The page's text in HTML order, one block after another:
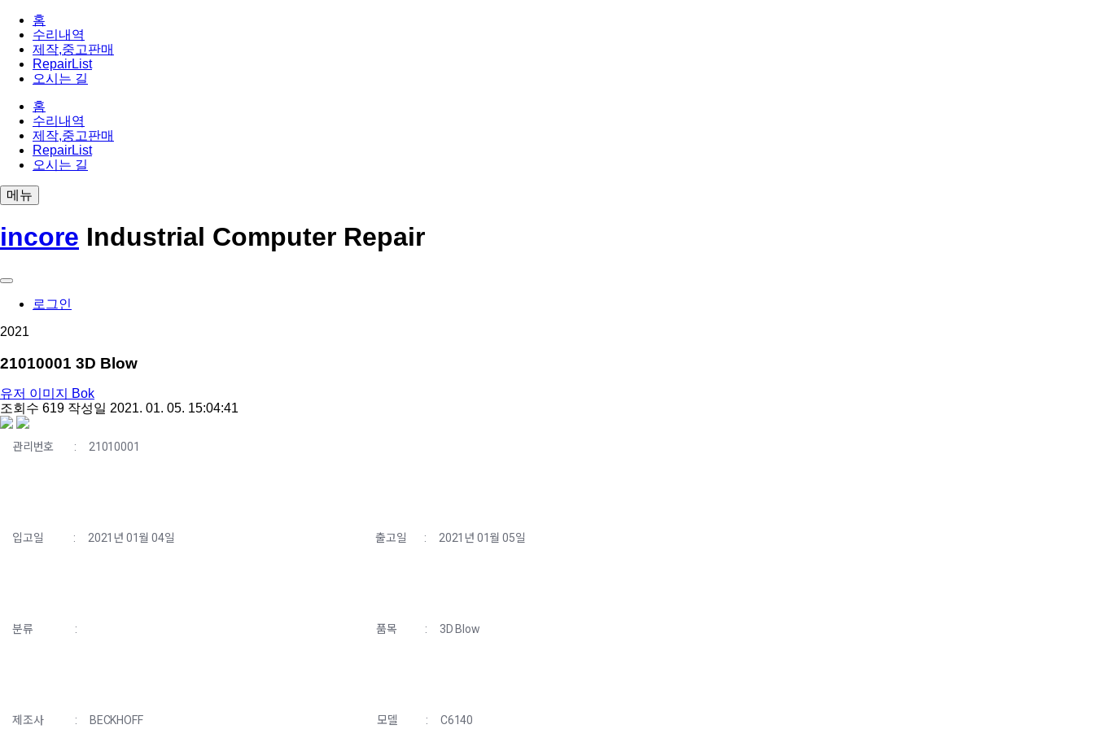
홈
수리내역
제작,중고판매
RepairList
오시는 길
홈
수리내역
제작,중고판매
RepairList
오시는 길
메뉴
incore Industrial Computer Repair
로그인
2021
21010001 3D Blow
유저 이미지
Bok
조회수 619 작성일 2021. 01. 05. 15:04:41
share
관리번호 : 21010001
입고일 : 2021년 01월 04일 출고일 : 2021년 01월 05일
분류 : 품목 : 3D Blow
제조사 : BECKHOFF 모델 : C6140